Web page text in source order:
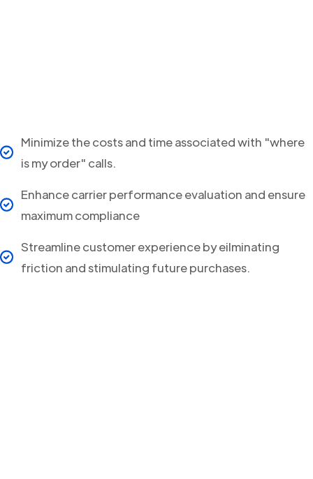
Minimize the costs and time associated with "where
is my order" calls.
Enhance carrier performance evaluation and ensure
maximum compliance
Streamline customer experience by eilminating
friction and stimulating future purchases.